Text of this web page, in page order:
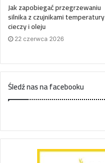
Jak zapobiegać przegrzewaniu
silnika z czujnikami temperatury
cieczy i oleju
22 czerwca 2026
Śledź nas na facebooku